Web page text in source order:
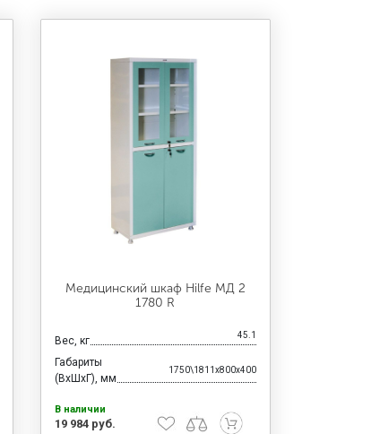
Медицинский шкаф Hilfe МД 2
1780 R
Вес, кг 45.1
Габариты
(ВхШхГ), мм
1750\1811x800x400
В наличии
19 984 руб.